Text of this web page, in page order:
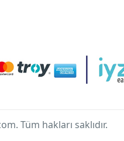
Tüm hakları saklıdır.